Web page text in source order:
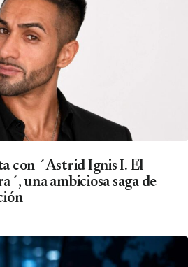
con ´Astrid Ignis I. El
una ambiciosa saga de